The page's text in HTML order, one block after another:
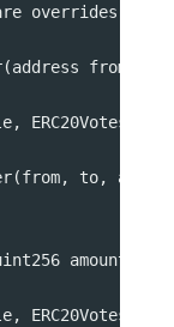
overrides
from,
to,
amount)